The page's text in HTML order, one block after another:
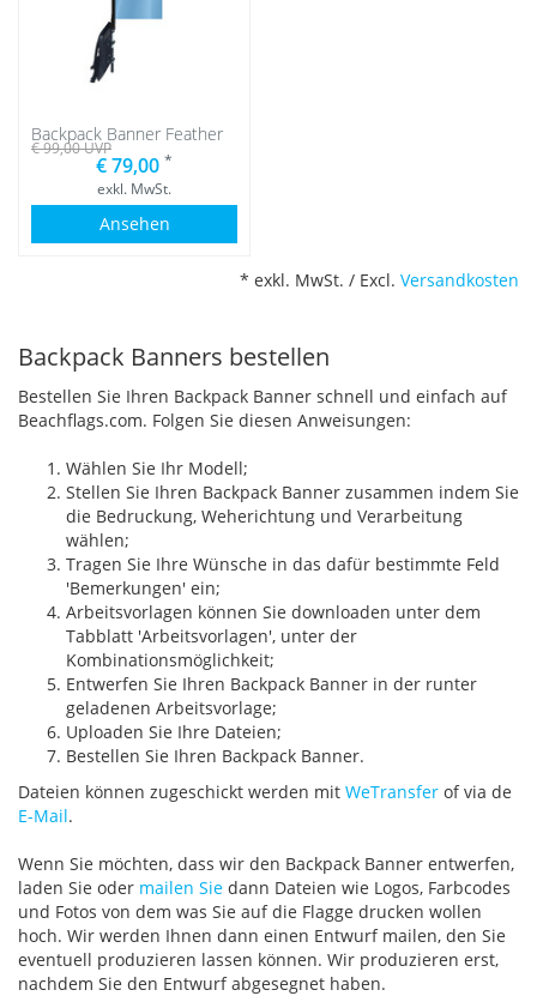
Backpack Banner Feather
€ 99,00UVP
€ 79,00 *
exkl. MwSt.
Ansehen
* exkl. MwSt. / Excl. Versandkosten
Backpack Banners bestellen
Bestellen Sie Ihren Backpack Banner schnell und einfach auf
Beachflags.com. Folgen Sie diesen Anweisungen:
Wählen Sie Ihr Modell;
Stellen Sie Ihren Backpack Banner zusammen indem Sie
die Bedruckung, Weherichtung und Verarbeitung
wählen;
Tragen Sie Ihre Wünsche in das dafür bestimmte Feld
'Bemerkungen' ein;
Arbeitsvorlagen können Sie downloaden unter dem
Tabblatt 'Arbeitsvorlagen', unter der
Kombinationsmöglichkeit;
Entwerfen Sie Ihren Backpack Banner in der runter
geladenen Arbeitsvorlage;
Uploaden Sie Ihre Dateien;
Bestellen Sie Ihren Backpack Banner.
Dateien können zugeschickt werden mit WeTransfer of via de
E-Mail.
Wenn Sie möchten, dass wir den Backpack Banner entwerfen,
laden Sie oder mailen Sie dann Dateien wie Logos, Farbcodes
und Fotos von dem was Sie auf die Flagge drucken wollen
hoch. Wir werden Ihnen dann einen Entwurf mailen, den Sie
eventuell produzieren lassen können. Wir produzieren erst,
nachdem Sie den Entwurf abgesegnet haben.